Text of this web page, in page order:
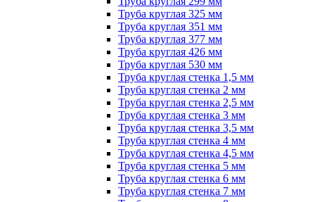
Труба круглая 325 мм
Труба круглая 351 мм
Труба круглая 377 мм
Труба круглая 426 мм
Труба круглая 530 мм
Труба круглая стенка 1,5 мм
Труба круглая стенка 2 мм
Труба круглая стенка 2,5 мм
Труба круглая стенка 3 мм
Труба круглая стенка 3,5 мм
Труба круглая стенка 4 мм
Труба круглая стенка 4,5 мм
Труба круглая стенка 5 мм
Труба круглая стенка 6 мм
Труба круглая стенка 7 мм